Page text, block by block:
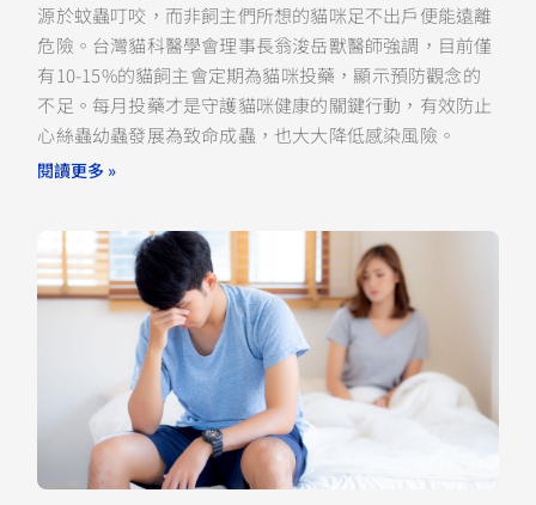
源於蚊蟲叮咬，而非飼主們所想的貓咪足不出戶便能遠離
危險。台灣貓科醫學會理事長翁浚岳獸醫師強調，目前僅
有10-15%的貓飼主會定期為貓咪投藥，顯示預防觀念的
不足。每月投藥才是守護貓咪健康的關鍵行動，有效防止
心絲蟲幼蟲發展為致命成蟲，也大大降低感染風險。
閱讀更多 »